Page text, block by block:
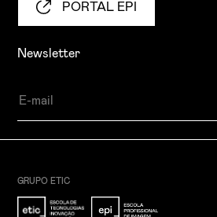
PORTAL EPI
Newsletter
GRUPO ETIC